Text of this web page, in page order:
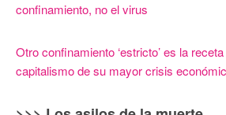
confinamiento, no el virus
Otro confinamiento ‘estricto’ es la
capitalismo de su mayor crisis